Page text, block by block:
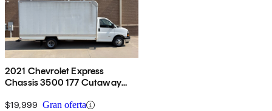
2021 Chevrolet Express
Chassis 3500 177 Cutaway
$19,999 Gran oferta